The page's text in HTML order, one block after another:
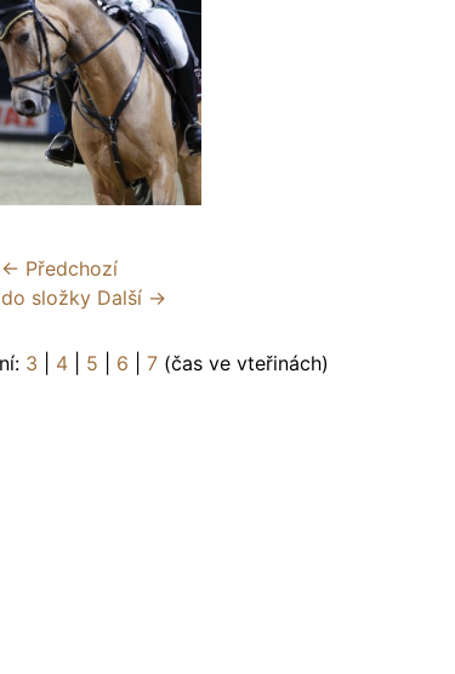
← Předchozí
složky Další →
3 4| 5 6 7(čas ve vteřinách)